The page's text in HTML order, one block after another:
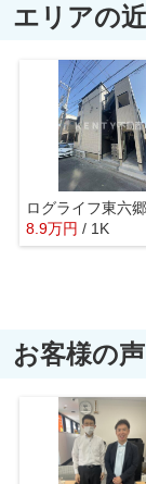
エリアの
ログライフ東六郷
8.9万円 / 1K
お客様の声